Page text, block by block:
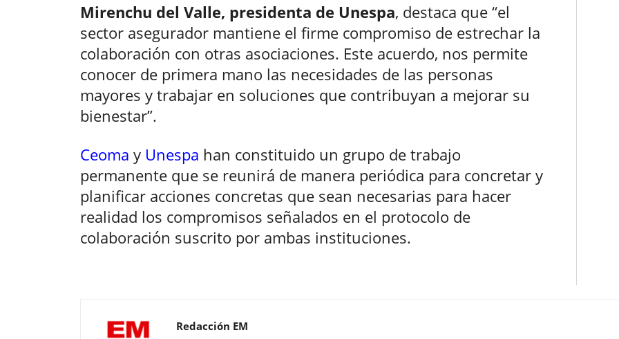
Mirenchu del Valle, presidenta de Unespa, destaca que “el
sector asegurador mantiene el firme compromiso de estrechar la
colaboración con otras asociaciones. Este acuerdo, nos permite
conocer de primera mano las necesidades de las personas
mayores y trabajar en soluciones que contribuyan a mejorar su
bienestar”.
Ceoma y Unespa han constituido un grupo de trabajo
permanente que se reunirá de manera periódica para concretar y
planificar acciones concretas que sean necesarias para hacer
realidad los compromisos señalados en el protocolo de
colaboración suscrito por ambas instituciones.
Redacción EM